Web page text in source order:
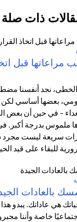
ذات صلة
مراعاتها قبل
نجد أنفسنا
بعضها أساسي لكن
- في حين أن بعض
ملموس بدرجة أكبر. في
سريعة ليست
للبقاء على قيد
بالعادات
هي عاداتك. يبدو
خاصة وأننا